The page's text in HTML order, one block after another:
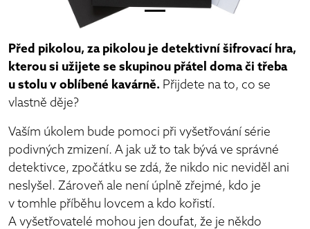
Před pikolou, za pikolou je detektivní šifrovací hra,
kterou si užijete se skupinou přátel doma či třeba
u stolu v oblíbené kavárně. Přijdete na to, co se
vlastně děje?
Vaším úkolem bude pomoci při vyšetřování série
podivných zmizení. A jak už to tak bývá ve správné
detektivce, zpočátku se zdá, že nikdo nic neviděl ani
neslyšel. Zároveň ale není úplně zřejmé, kdo je
v tomhle příběhu lovcem a kdo kořistí.
A vyšetřovatelé mohou jen doufat, že je někdo